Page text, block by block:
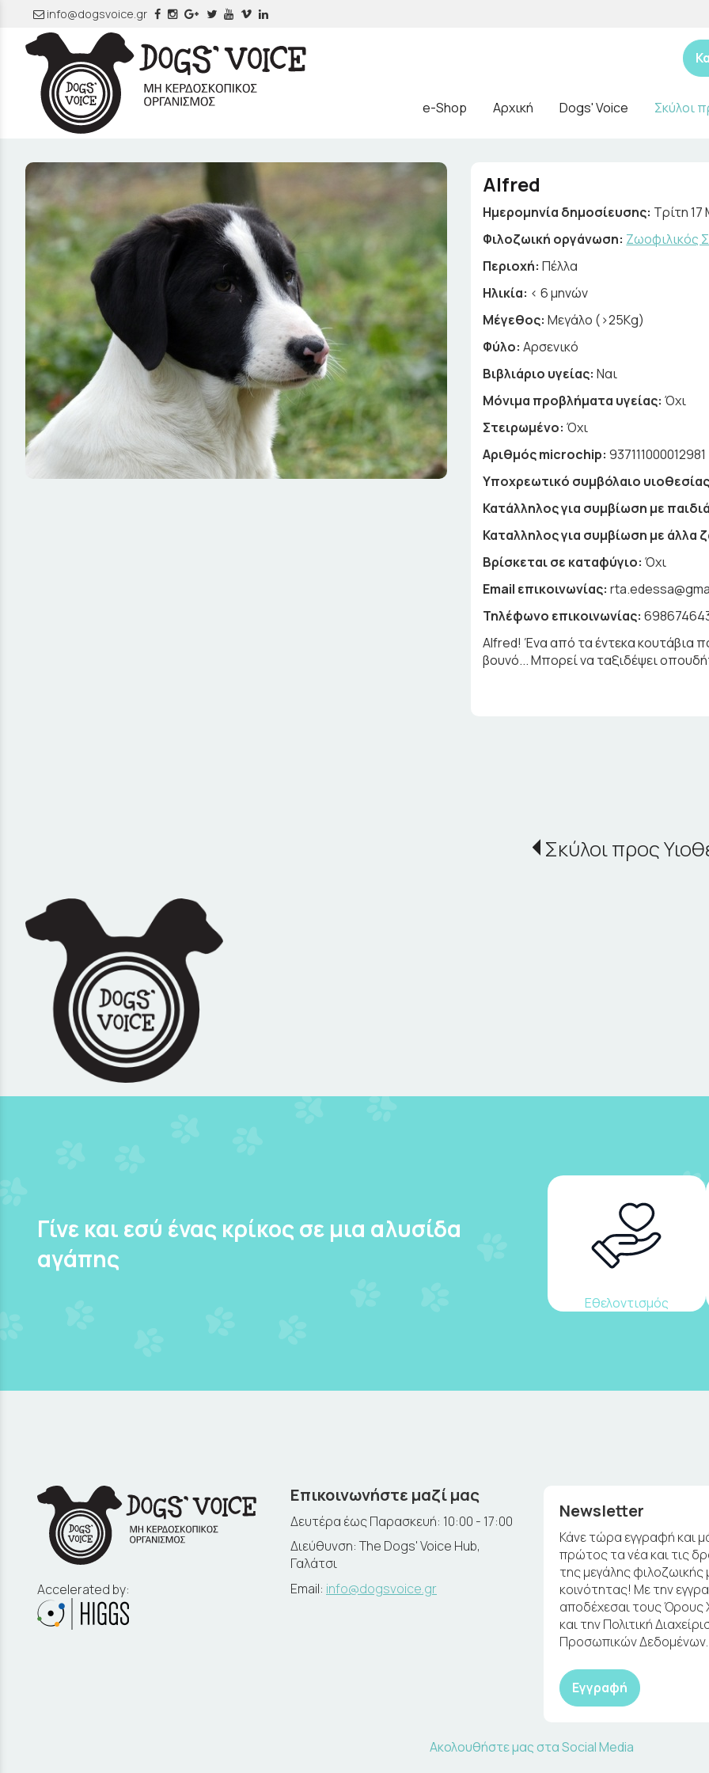
info@dogsvoice.gr
e-Shop Αρχική Dogs' Voice Σκύλοι
Alfred
Ημερομηνία δημοσίευσης: Τρίτη
Φιλοζωική οργάνωση: Ζωοφιλικός
Περιοχή:Πέλλα
Ηλικία: < 6 μηνών
Μέγεθος:Μεγάλο (>25Kg)
Φύλο:Αρσενικό
Βιβλιάριο υγείας: Ναι
Μόνιμα προβλήματα υγείας: Όχι
Στειρωμένο: Όχι
Αριθμός microchip: 937111000012981
Υποχρεωτικό συμβόλαιο
Κατάλληλος για συμβίωση με
Καταλληλος για συμβίωση με άλλα
Βρίσκεται σε καταφύγιο: Όχι
Email επικοινωνίας:
Τηλέφωνο επικοινωνίας:
Alfred! Ένα από τα έντεκα κουτάβια
βουνό... Μπορεί να ταξιδέψει
Σκύλοι προς
Γίνε και εσύ ένας κρίκος σε μια αλυσίδα
αγάπης
Εθελοντισμός
Accelerated by:
Επικοινωνήστε μαζί μας
Δευτέρα έως Παρασκευή: 10:00 - 17:00
Διεύθυνση: The Dogs' Voice Hub,
Γαλάτσι
Email: info@dogsvoice.gr
Newsletter
Κάνε τώρα εγγραφή και
πρώτος τα νέα και τις
της μεγάλης φιλοζωικής
κοινότητας! Με την
αποδέχεσαι τους Όρους
και την Πολιτική
Προσωπικών Δεδομένων.
Εγγραφή
Ακολουθήστε μας στα Social Media